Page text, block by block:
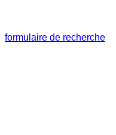
formulaire de recherche